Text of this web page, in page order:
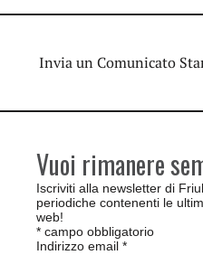
Invia un Comunicato
Vuoi rimanere
Iscriviti alla newsletter di
periodiche contenenti le
web!
* campo obbligatorio
Indirizzo email *